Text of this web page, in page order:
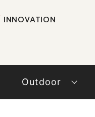
INNOVATION
Outdoor